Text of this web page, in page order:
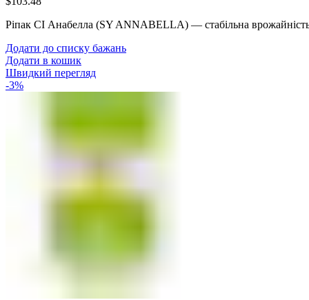
Ріпак СІ Анабелла (SY ANNABELLA) — стабільна врожайність
Додати до списку бажань
Додати в кошик
Швидкий перегляд
-3%